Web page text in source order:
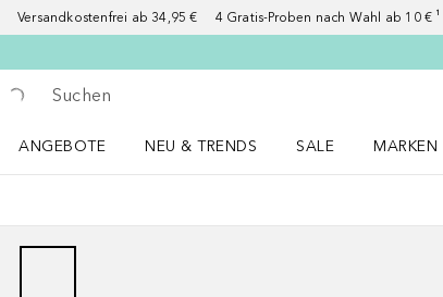
Versandkostenfrei ab 34,95 € 4 Gratis-Proben nach Wahl ab 10 € ¹
Gehe zurück
Suche ausführen
ANGEBOTE
NEU & TRENDS
SALE
MARKEN